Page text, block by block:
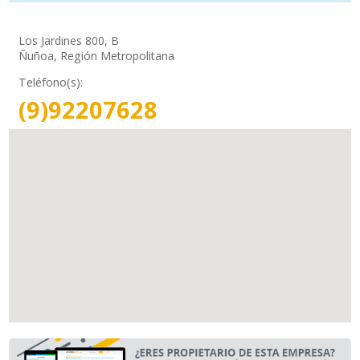
Los Jardines 800, B
Ñuñoa, Región Metropolitana
Teléfono(s):
(9)92207628